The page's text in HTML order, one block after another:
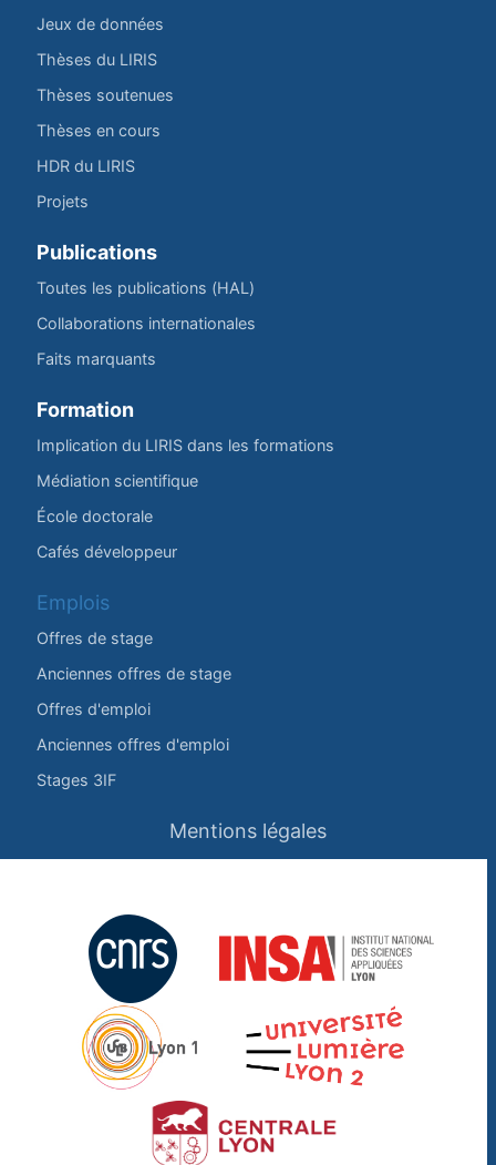
Jeux de données
Thèses du LIRIS
Thèses soutenues
Thèses en cours
HDR du LIRIS
Projets
Publications
Toutes les publications (HAL)
Collaborations internationales
Faits marquants
Formation
Implication du LIRIS dans les formations
Médiation scientifique
École doctorale
Cafés développeur
Emplois
Offres de stage
Anciennes offres de stage
Offres d'emploi
Anciennes offres d'emploi
Stages 3IF
Mentions légales